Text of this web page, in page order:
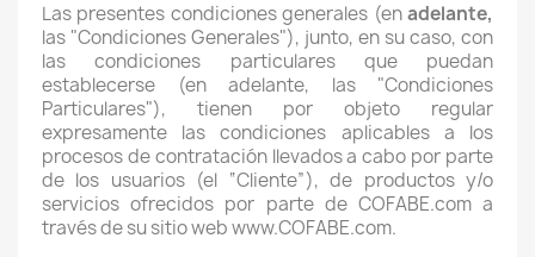
Las presentes condiciones generales (enadelante,
las "Condiciones Generales"), junto, en su caso, con
las condiciones particulares que puedan
establecerse (en adelante, las "Condiciones
Particulares"), tienen por objeto regular
expresamente las condiciones aplicables a los
procesos de contratación llevados a cabo por parte
de los usuarios (el “Cliente”), de productos y/o
servicios ofrecidos por parte de COFABE.com a
través de su sitio web www.COFABE.com.